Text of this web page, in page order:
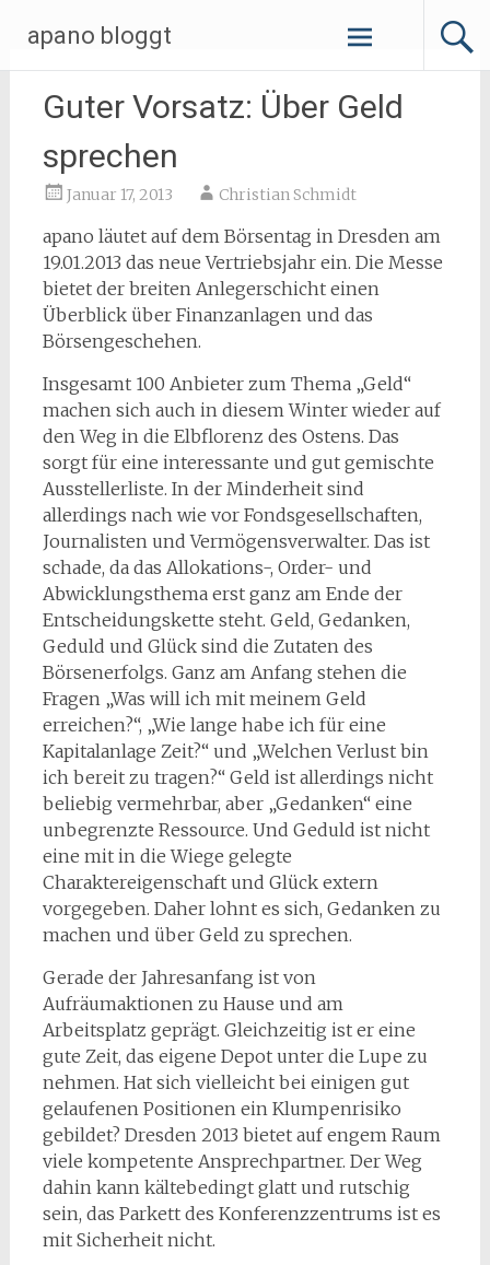
Inhalt
springen
apano bloggt
Guter Vorsatz: Über Geld
sprechen
Januar 17, 2013 Christian Schmidt
apano läutet auf dem Börsentag in Dresden am
19.01.2013 das neue Vertriebsjahr ein. Die Messe
bietet der breiten Anlegerschicht einen
Überblick über Finanzanlagen und das
Börsengeschehen.
Insgesamt 100 Anbieter zum Thema „Geld“
machen sich auch in diesem Winter wieder auf
den Weg in die Elbflorenz des Ostens. Das
sorgt für eine interessante und gut gemischte
Ausstellerliste. In der Minderheit sind
allerdings nach wie vor Fondsgesellschaften,
Journalisten und Vermögensverwalter. Das ist
schade, da das Allokations-, Order- und
Abwicklungsthema erst ganz am Ende der
Entscheidungskette steht. Geld, Gedanken,
Geduld und Glück sind die Zutaten des
Börsenerfolgs. Ganz am Anfang stehen die
Fragen „Was will ich mit meinem Geld
erreichen?“, „Wie lange habe ich für eine
Kapitalanlage Zeit?“ und „Welchen Verlust bin
ich bereit zu tragen?“ Geld ist allerdings nicht
beliebig vermehrbar, aber „Gedanken“ eine
unbegrenzte Ressource. Und Geduld ist nicht
eine mit in die Wiege gelegte
Charaktereigenschaft und Glück extern
vorgegeben. Daher lohnt es sich, Gedanken zu
machen und über Geld zu sprechen.
Gerade der Jahresanfang ist von
Aufräumaktionen zu Hause und am
Arbeitsplatz geprägt. Gleichzeitig ist er eine
gute Zeit, das eigene Depot unter die Lupe zu
nehmen. Hat sich vielleicht bei einigen gut
gelaufenen Positionen ein Klumpenrisiko
gebildet? Dresden 2013 bietet auf engem Raum
viele kompetente Ansprechpartner. Der Weg
dahin kann kältebedingt glatt und rutschig
sein, das Parkett des Konferenzzentrums ist es
mit Sicherheit nicht.